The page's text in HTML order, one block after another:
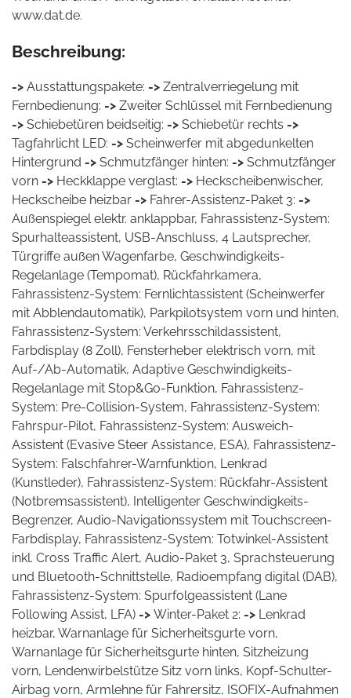
www.dat.de.
Beschreibung:
-> Ausstattungspakete: -> Zentralverriegelung mit
Fernbedienung: -> Zweiter Schlüssel mit Fernbedienung
-> Schiebetüren beidseitig: -> Schiebetür rechts ->
Tagfahrlicht LED: -> Scheinwerfer mit abgedunkelten
Hintergrund -> Schmutzfänger hinten: -> Schmutzfänger
vorn -> Heckklappe verglast: -> Heckscheibenwischer,
Heckscheibe heizbar -> Fahrer-Assistenz-Paket 3: ->
Außenspiegel elektr. anklappbar, Fahrassistenz-System:
Spurhalteassistent, USB-Anschluss, 4 Lautsprecher,
Türgriffe außen Wagenfarbe, Geschwindigkeits-
Regelanlage (Tempomat), Rückfahrkamera,
Fahrassistenz-System: Fernlichtassistent (Scheinwerfer
mit Abblendautomatik), Parkpilotsystem vorn und hinten,
Fahrassistenz-System: Verkehrsschildassistent,
Farbdisplay (8 Zoll), Fensterheber elektrisch vorn, mit
Auf-/Ab-Automatik, Adaptive Geschwindigkeits-
Regelanlage mit Stop&Go-Funktion, Fahrassistenz-
System: Pre-Collision-System, Fahrassistenz-System:
Fahrspur-Pilot, Fahrassistenz-System: Ausweich-
Assistent (Evasive Steer Assistance, ESA), Fahrassistenz-
System: Falschfahrer-Warnfunktion, Lenkrad
(Kunstleder), Fahrassistenz-System: Rückfahr-Assistent
(Notbremsassistent), Intelligenter Geschwindigkeits-
Begrenzer, Audio-Navigationssystem mit Touchscreen-
Farbdisplay, Fahrassistenz-System: Totwinkel-Assistent
inkl. Cross Traffic Alert, Audio-Paket 3, Sprachsteuerung
und Bluetooth-Schnittstelle, Radioempfang digital (DAB),
Fahrassistenz-System: Spurfolgeassistent (Lane
Following Assist, LFA) -> Winter-Paket 2: -> Lenkrad
heizbar, Warnanlage für Sicherheitsgurte vorn,
Warnanlage für Sicherheitsgurte hinten, Sitzheizung
vorn, Lendenwirbelstütze Sitz vorn links, Kopf-Schulter-
Airbag vorn, Armlehne für Fahrersitz, ISOFIX-Aufnahmen